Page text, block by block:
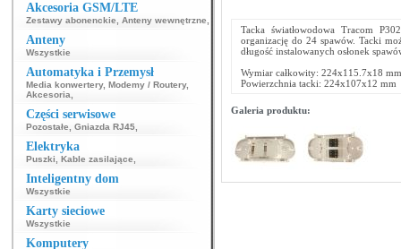
Akcesoria GSM/LTE
Zestawy abonenckie Anteny wewnętrzne
Anteny
Wszystkie
Automatyka i Przemysł
Media konwertery, Modemy / Routery,
Akcesoria
Części serwisowe
Pozostałe Gniazda RJ45
Elektryka
Puszki Kable zasilające
Inteligentny dom
Wszystkie
Karty sieciowe
Wszystkie
Komputery
Tacka światłowodowa Tracom
organizację do 24 spawów. Tacki
długość instalowanych osłonek
Wymiar całkowity: 224x115.7x18 mm
Powierzchnia tacki: 224x107x12 mm
Galeria produktu: